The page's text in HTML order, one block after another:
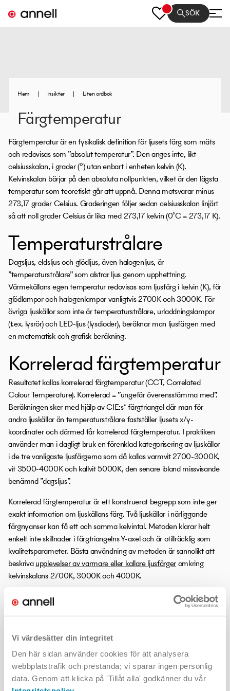
Vi värdesätter din integritet
Den här sidan använder cookies för att analysera
webbplatstrafik och prestanda; vi sparar ingen personlig
data. Genom att klicka på 'Tillåt alla' godkänner du vår
SÖK
Hem | Insikter | Liten ordbok
Färgtemperatur
Färgtemperatur är en fysikalisk definition för ljusets färg som mäts
och redovisas som ”absolut temperatur”. Den anges inte, likt
celsiusskalan, i grader (°) utan enbart i enheten kelvin (K).
Kelvinskalan börjar på den absoluta nollpunkten, vilket är den lägsta
temperatur som teoretiskt går att uppnå. Denna motsvarar minus
273,17 grader Celsius. Graderingen följer sedan celsiusskalan linjärt
så att noll grader Celsius är lika med 273,17 kelvin (0˚C = 273,17 K).
Temperaturstrålare
Dagsljus, eldsljus och glödljus, även halogenljus, är
”temperaturstrålare” som alstrar ljus genom upphettning.
Värmekällans egen temperatur redovisas som ljusfärg i kelvin (K), för
glödlampor och halogenlampor vanligtvis 2700K och 3000K. För
övriga ljuskällor som inte är temperaturstrålare, urladdningslampor
(t.ex. lysrör) och LED-ljus (lysdioder), beräknar man ljusfärgen med
en matematisk och grafisk beräkning.
Korrelerad färgtemperatur
Resultatet kallas korrelerad färgtemperatur (CCT, Correlated
Colour Temperature). Korrelerad = ”ungefär överensstämma med”.
Beräkningen sker med hjälp av CIE:s* färgtriangel där man för
andra ljuskällor än temperaturstrålare fastställer ljusets x/y-
koordinater och därmed får korrelerad färgtemperatur. I praktiken
använder man i dagligt bruk en förenklad kategorisering av ljuskällor
i de tre vanligaste ljusfärgerna som då kallas varmvit 2700-3000K,
vit 3500-4000K och kallvit 5000K, den senare ibland missvisande
benämnd ”dagsljus”.
Korrelerad färgtemperatur är ett konstruerat begrepp som inte ger
exakt information om ljuskällans färg. Två ljuskällor i närliggande
färgnyanser kan få ett och samma kelvintal. Metoden klarar helt
enkelt inte skillnader i färgtriangelns Y-axel och är otillräcklig som
kvalitetsparameter. Bästa användning av metoden är sannolikt att
beskrivaupplevelser av varmare eller kallare ljusfärgeromkring
kelvinskalans 2700K, 3000K och 4000K.
Plancks kurva
talet, hittar man den ”svarta kroppens kurva” (Plancks kurva) som
ljusare röd, därefter successivt rödgul, gul och gulvit. Med en tänkt
uppvärmning till 20 000 kelvin skulle färgen bli lika blå som en klar
norrhimmel. För mer exakt färgbestämning av ljus använder man